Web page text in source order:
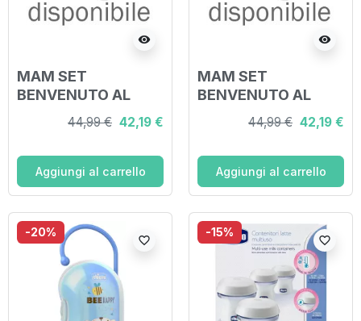
visibility
MAM SET
BENVENUTO AL
MONDO FEMMINA 3
BIBERON + 1 CLIP + 1
44,99 € 42,19 €
Aggiungi al carrello
visibility
MAM SET
BENVENUTO AL
MONDO MASCHIO 3
BIBERON + 1 CLIP + 1
44,99 € 42,19 €
Aggiungi al carrello
-20%
favorite_border
-15%
favorite_border